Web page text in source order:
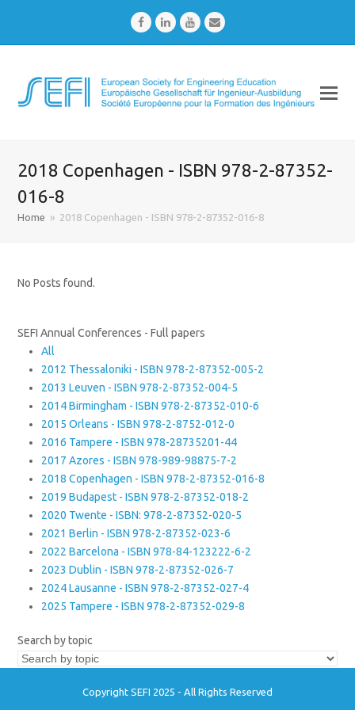
FacebookLinkedInYoutubeEmail
2018 Copenhagen - ISBN 978-2-87352-
016-8
Home » 2018 Copenhagen - ISBN 978-2-87352-016-8
No Posts found.
SEFI Annual Conferences - Full papers
All
2012 Thessaloniki - ISBN 978-2-87352-005-2
2013 Leuven - ISBN 978-2-87352-004-5
2014 Birmingham - ISBN 978-2-87352-010-6
2015 Orleans - ISBN 978-2-8752-012-0
2016 Tampere - ISBN 978-28735201-44
2017 Azores - ISBN 978-989-98875-7-2
2018 Copenhagen - ISBN 978-2-87352-016-8
2019 Budapest - ISBN 978-2-87352-018-2
2020 Twente - ISBN: 978-2-87352-020-5
2021 Berlin - ISBN 978-2-87352-023-6
2022 Barcelona - ISBN 978-84-123222-6-2
2023 Dublin - ISBN 978-2-87352-026-7
2024 Lausanne - ISBN 978-2-87352-027-4
2025 Tampere - ISBN 978-2-87352-029-8
Search by topic
Copyright SEFI 2025 - All Rights Reserved